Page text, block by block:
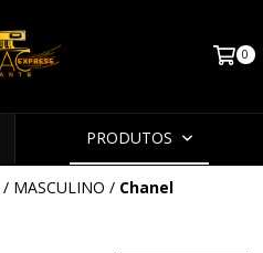
0
PRODUTOS
/ MASCULINO / Chanel